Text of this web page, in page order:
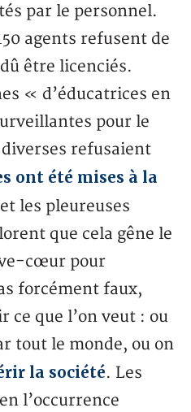
par le personnel.
agents refusent de
être licenciés.
« d’éducatrices en
pour le
refusaient
ont été mises à la
les pleureuses
que cela gêne le
cœur pour
forcément faux,
ce que l’on veut : ou
tout le monde, ou on
la société. Les
l’occurrence